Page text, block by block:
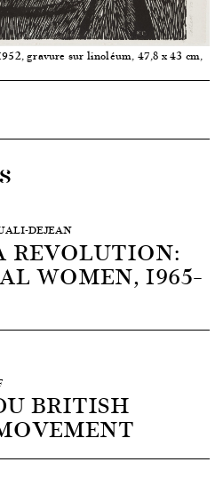
gravure sur linoléum, 47,8 x 43 cm,
DEJEAN
REVOLUTION:
WOMEN, 1965–
BRITISH